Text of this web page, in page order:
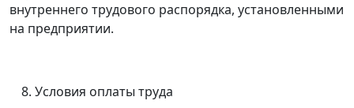
внутреннего трудового распорядка, установленными
на предприятии.
Условия оплаты труда